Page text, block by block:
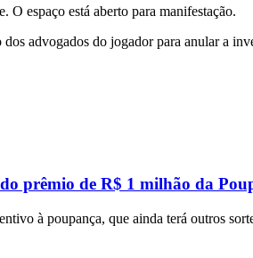
O espaço está aberto para manifestação.
advogados do jogador para anular a
prêmio de R$ 1 milhão da
à poupança, que ainda terá outros